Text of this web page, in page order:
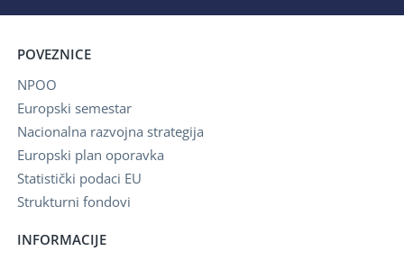
POVEZNICE
NPOO
Europski semestar
Nacionalna razvojna strategija
Europski plan oporavka
Statistički podaci EU
Strukturni fondovi
INFORMACIJE